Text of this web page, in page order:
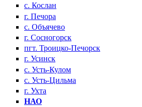
с. Кослан
г. Печора
с. Объячево
г. Сосногорск
пгт. Троицко-Печорск
г. Усинск
с. Усть-Кулом
с. Усть-Цильма
г. Ухта
НАО